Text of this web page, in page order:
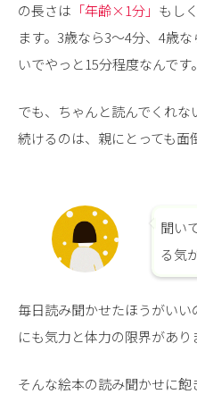
の長さは 「年齢×1分」 もし
ます。3歳なら3〜4分、4歳
いでやっと15分程度なんです。
でも、ちゃんと読んでくれ
続けるのは、親にとっても
聞い
る気
毎日読み聞かせたほうがい
にも気力と体力の限界があり
そんな絵本の読み聞かせに